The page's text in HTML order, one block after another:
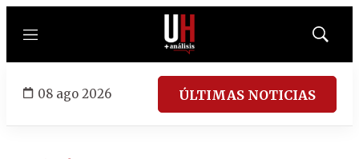
Menú
Mostrar
08 ago 2026 ÚLTIMAS NOTICIAS